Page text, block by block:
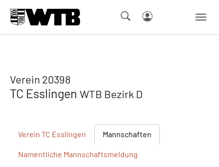
Verein 20398
TC Esslingen WTB Bezirk D
Verein TC Esslingen Mannschaften
Namentliche Mannschaftsmeldung